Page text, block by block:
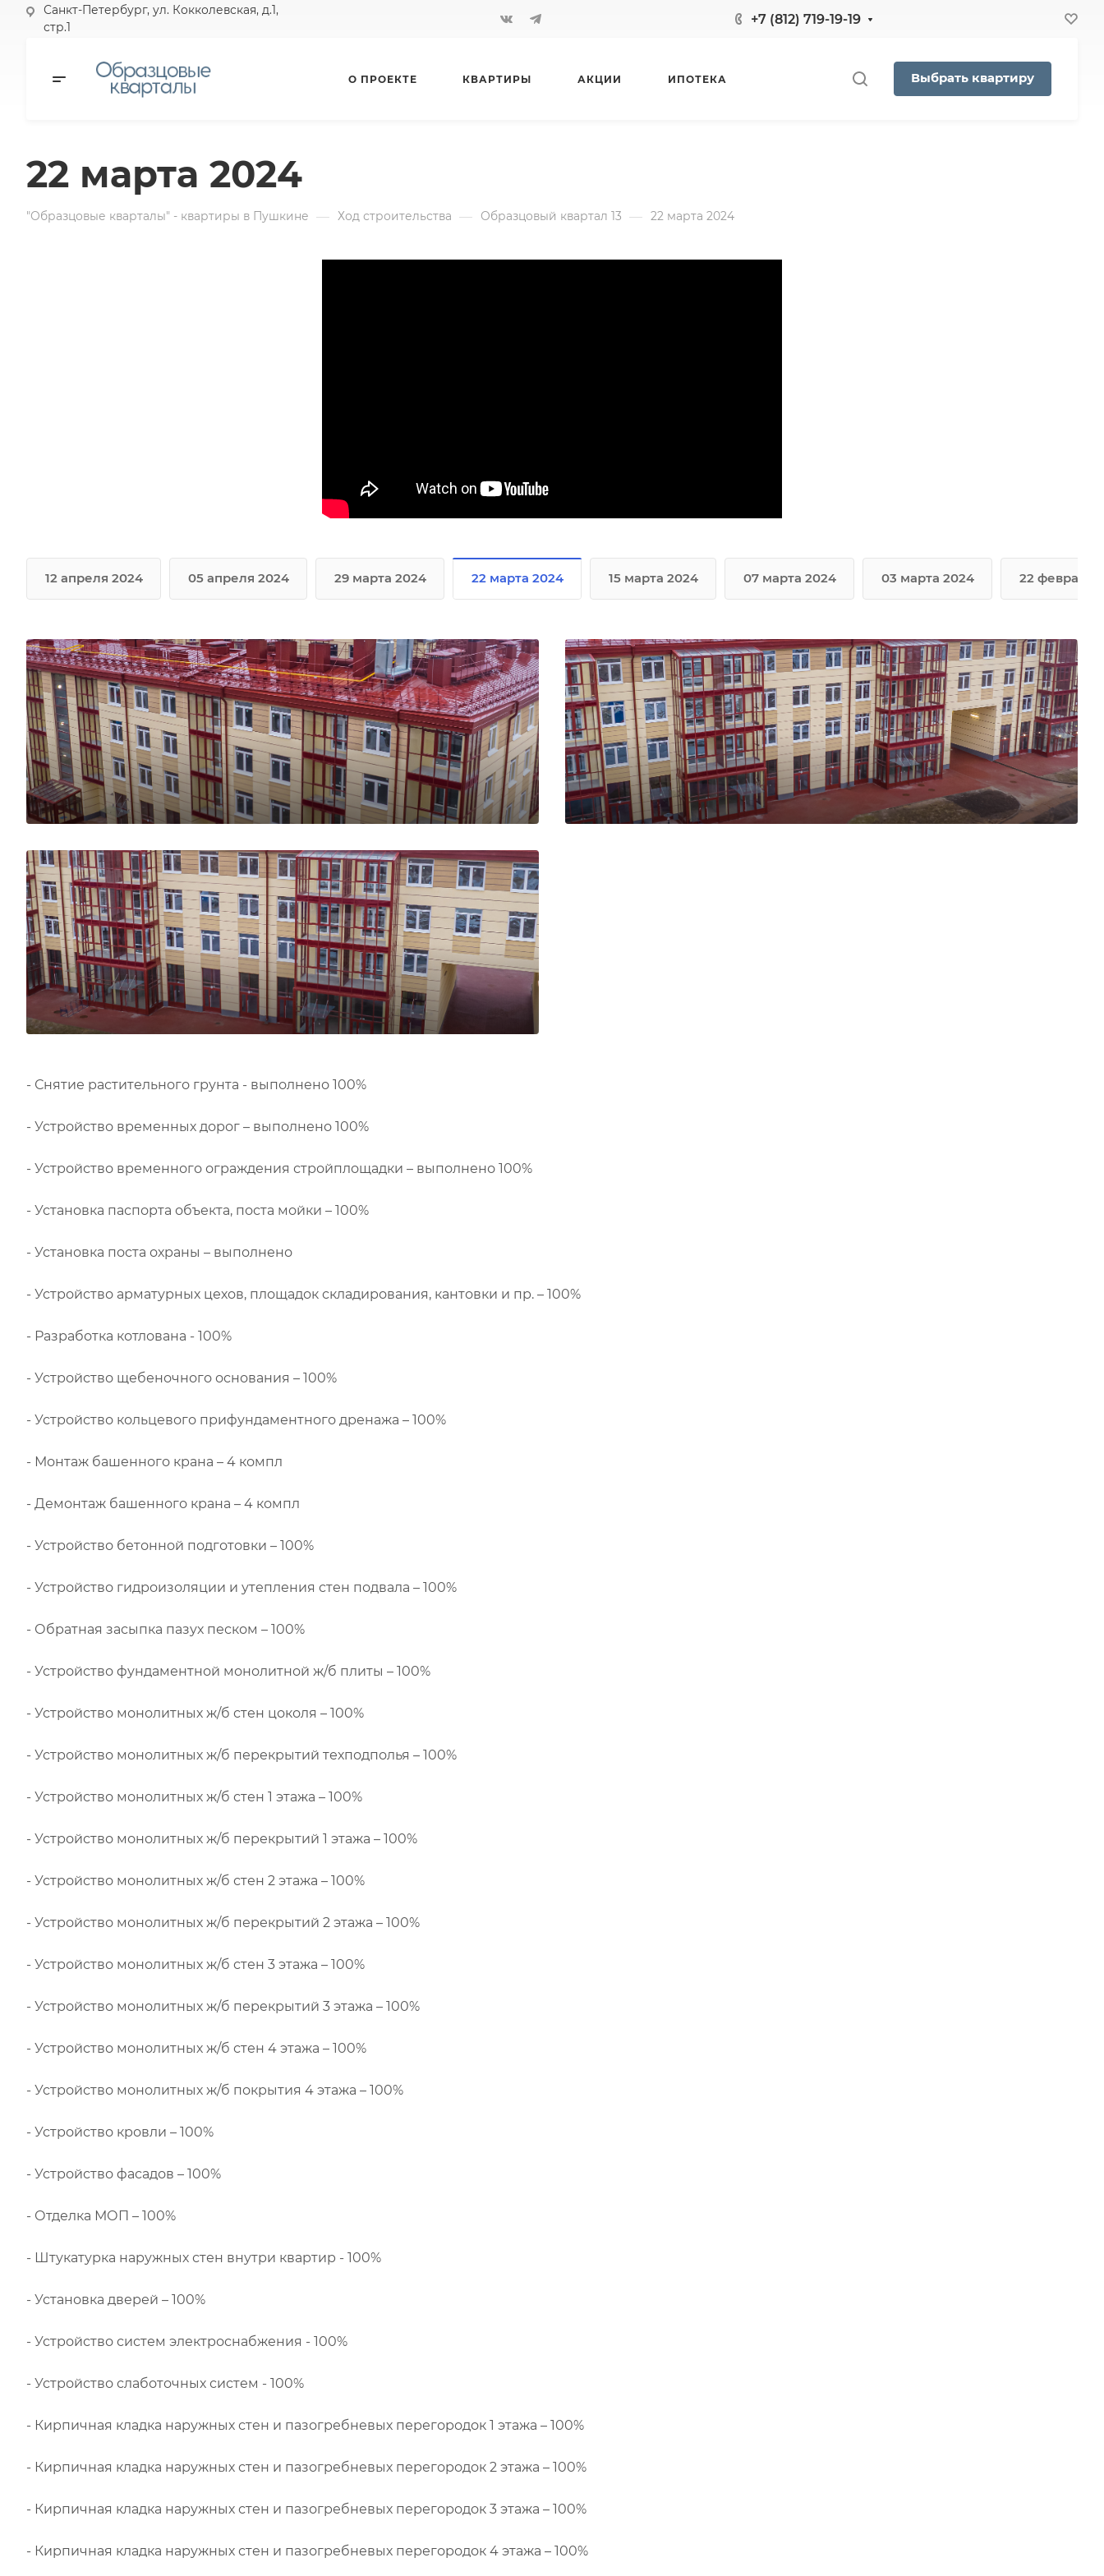
Санкт-Петербург, ул. Кокколевская, д.1,
стр.1
+7 (812) 719-19-19
О ПРОЕКТЕ КВАРТИРЫ АКЦИИ ИПОТЕКА Выбрать квартиру
22 марта 2024
"Образцовые кварталы" - квартиры в Пушкине — Ход строительства — Образцовый квартал 13 — 22 марта 2024
12 апреля 2024 05 апреля 2024 29 марта 2024 22 марта 2024 15 марта 2024 07 марта 2024 03 марта 2024 22 февраля
- Снятие растительного грунта - выполнено 100%
- Устройство временных дорог – выполнено 100%
- Устройство временного ограждения стройплощадки – выполнено 100%
- Установка паспорта объекта, поста мойки – 100%
- Установка поста охраны – выполнено
- Устройство арматурных цехов, площадок складирования, кантовки и пр. – 100%
- Разработка котлована - 100%
- Устройство щебеночного основания – 100%
- Устройство кольцевого прифундаментного дренажа – 100%
- Монтаж башенного крана – 4 компл
- Демонтаж башенного крана – 4 компл
- Устройство бетонной подготовки – 100%
- Устройство гидроизоляции и утепления стен подвала – 100%
- Обратная засыпка пазух песком – 100%
- Устройство фундаментной монолитной ж/б плиты – 100%
- Устройство монолитных ж/б стен цоколя – 100%
- Устройство монолитных ж/б перекрытий техподполья – 100%
- Устройство монолитных ж/б стен 1 этажа – 100%
- Устройство монолитных ж/б перекрытий 1 этажа – 100%
- Устройство монолитных ж/б стен 2 этажа – 100%
- Устройство монолитных ж/б перекрытий 2 этажа – 100%
- Устройство монолитных ж/б стен 3 этажа – 100%
- Устройство монолитных ж/б перекрытий 3 этажа – 100%
- Устройство монолитных ж/б стен 4 этажа – 100%
- Устройство монолитных ж/б покрытия 4 этажа – 100%
- Устройство кровли – 100%
- Устройство фасадов – 100%
- Отделка МОП – 100%
- Штукатурка наружных стен внутри квартир - 100%
- Установка дверей – 100%
- Устройство систем электроснабжения - 100%
- Устройство слаботочных систем - 100%
- Кирпичная кладка наружных стен и пазогребневых перегородок 1 этажа – 100%
- Кирпичная кладка наружных стен и пазогребневых перегородок 2 этажа – 100%
- Кирпичная кладка наружных стен и пазогребневых перегородок 3 этажа – 100%
- Кирпичная кладка наружных стен и пазогребневых перегородок 4 этажа – 100%